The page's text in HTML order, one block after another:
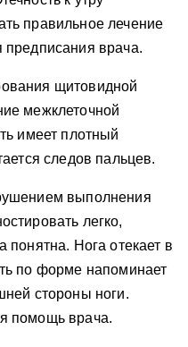
правильное лечение
врача.
щитовидной
межклеточной
имеет плотный
следов пальцев.
выполнения
легко,
понятна. Нога отекает в
по форме напоминает
стороны ноги.
помощь врача.